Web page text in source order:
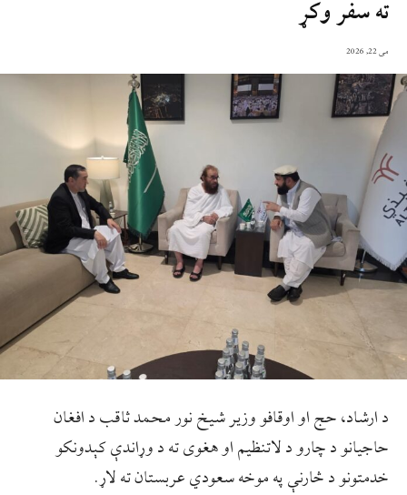
ته سفر وکړ
می 22, 2026
د ارشاد، حج او اوقافو وزیر شیخ نور محمد ثاقب د افغان
حاجیانو د چارو د لاتنظیم او هغوی ته د وړاندې کېدونکو
خدمتونو د څارنې په موخه سعودي عربستان ته لاړ.